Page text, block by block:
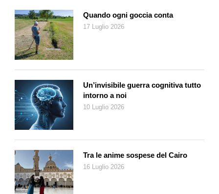
Quando ogni goccia conta
17 Luglio 2026
Un’invisibile guerra cognitiva tutto
intorno a noi
10 Luglio 2026
Tra le anime sospese del Cairo
16 Luglio 2026